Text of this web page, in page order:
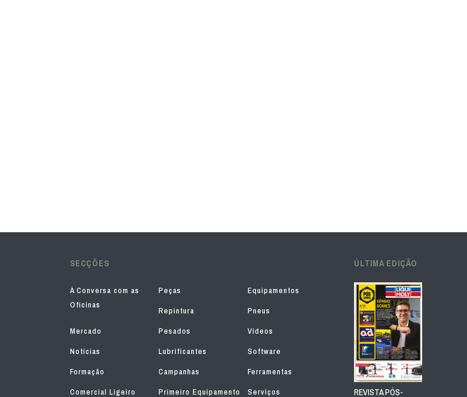
SECÇÕES
À Conversa com as
Oficinas
Peças
Equipamentos
Repintura
Pneus
Mercado
Pesados
Vídeos
Notícias
Lubrificantes
Software
Formação
Campanhas
Ferramentas
Comercial Ligeiro
Primeiro Equipamento Serviços
ÚLTIMA EDIÇÃO
REVISTA PÓS-